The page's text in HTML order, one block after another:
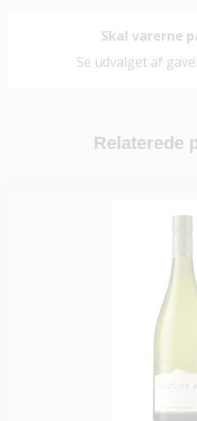
Skal varerne
Se udvalget af
Relaterede